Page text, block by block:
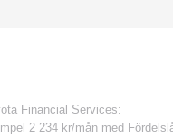
Financial Services:
2 234 kr/mån med